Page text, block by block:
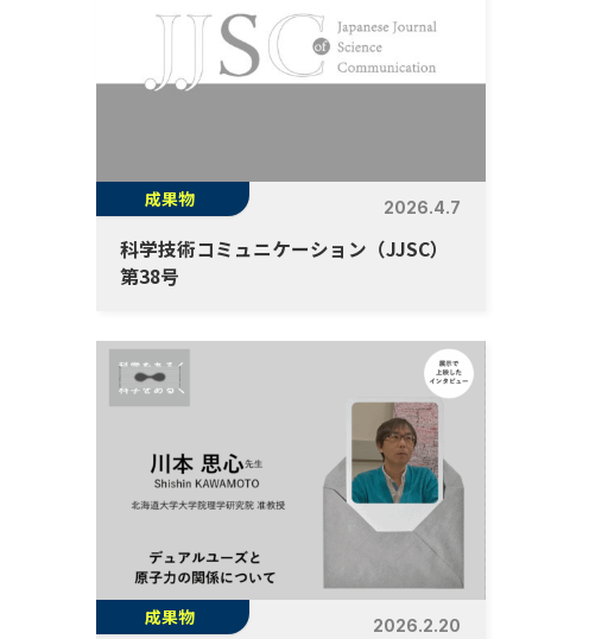
成果物 2026.4.7
科学技術コミュニケーション（JJSC）
第38号
成果物 2026.2.20